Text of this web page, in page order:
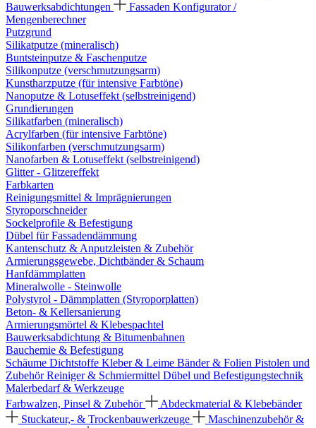
Bauwerksabdichtungen
Fassaden Konfigurator /
Mengenberechner
Putzgrund
Silikatputze (mineralisch)
Buntsteinputze & Faschenputze
Silikonputze (verschmutzungsarm)
Kunstharzputze (für intensive Farbtöne)
Nanoputze & Lotuseffekt (selbstreinigend)
Grundierungen
Silikatfarben (mineralisch)
Acrylfarben (für intensive Farbtöne)
Silikonfarben (verschmutzungsarm)
Nanofarben & Lotuseffekt (selbstreinigend)
Glitter - Glitzereffekt
Farbkarten
Reinigungsmittel & Imprägnierungen
Styroporschneider
Sockelprofile & Befestigung
Dübel für Fassadendämmung
Kantenschutz & Anputzleisten & Zubehör
Armierungsgewebe, Dichtbänder & Schaum
Hanfdämmplatten
Mineralwolle - Steinwolle
Polystyrol - Dämmplatten (Styroporplatten)
Beton- & Kellersanierung
Armierungsmörtel & Klebespachtel
Bauwerksabdichtung & Bitumenbahnen
Bauchemie & Befestigung
Schäume Dichtstoffe Kleber & Leime Bänder & Folien Pistolen und
ZubehörReiniger & Schmiermittel Dübel und Befestigungstechnik
Malerbedarf & Werkzeuge
Farbwalzen, Pinsel & Zubehör
Abdeckmaterial & Klebebänder
Stuckateur,- & Trockenbauwerkzeuge
Maschinenzubehör &